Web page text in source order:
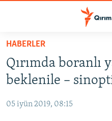
Esas
qaytmaq
Baş
qaytmaq
HABERLER
SİYASET
CEMİYET
HABERLER
Qırımda boranlı
beklenile –
05 iyün 2019, 08:15